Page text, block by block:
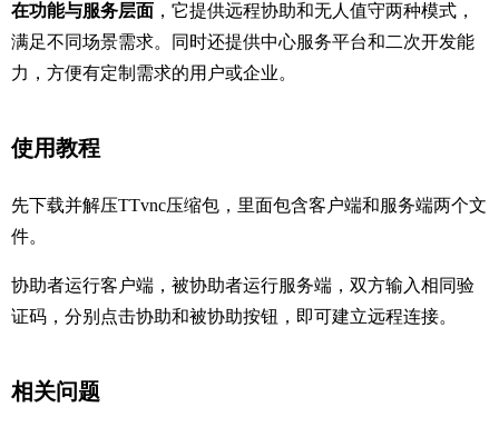
在功能与服务层面 ，它提供远程协助和无人值守两种模式，
满足不同场景需求。同时还提供中心服务平台和二次开发能
力，方便有定制需求的用户或企业。
使用教程
先下载并解压TTvnc压缩包，里面包含客户端和服务端两个文
件。
协助者运行客户端，被协助者运行服务端，双方输入相同验
证码，分别点击协助和被协助按钮，即可建立远程连接。
相关问题